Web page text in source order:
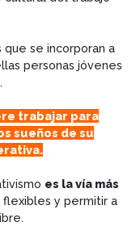
se incorporan a
personas jóvenes
trabajar para
sueños de su
es la vía más
y permitir a